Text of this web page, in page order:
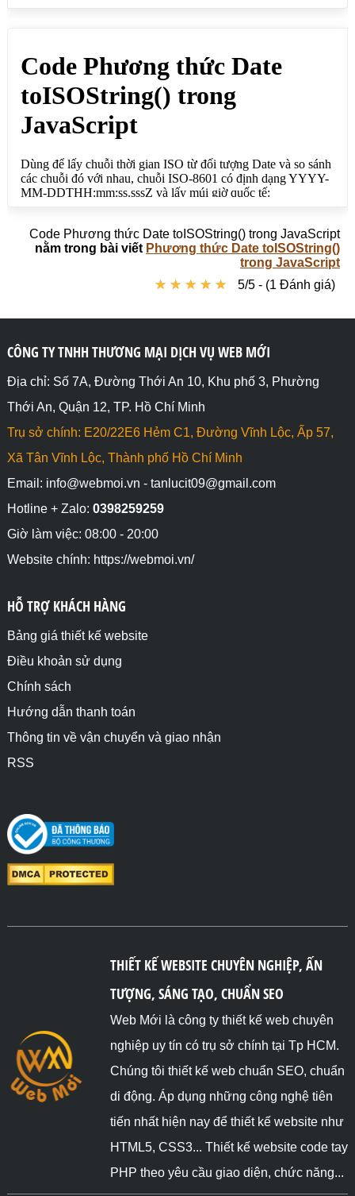
03T02:25:30.000Z
// So sánh 2 chuỗi ISO
document.write("<b>// So sánh 2 chuỗi ISO</b>
<br>");
if(thoigianhai>thoigianmot){
document.write("Ngày 3/9/2025 đứng sau ngày
}
</script>
</body>
Code Phương thức Date toISOString() trong JavaScript
nằm trong bài viết Phương thức Date toISOString()
trong JavaScript
★ ★ ★ ★ ★
★ ★ ★ ★ ★ 5/5 - (1 Đánh giá)
CÔNG TY TNHH THƯƠNG MẠI DỊCH VỤ WEB MỚI
Địa chỉ: Số 7A, Đường Thới An 10, Khu phố 3, Phường
Thới An, Quận 12, TP. Hồ Chí Minh
Trụ sở chính: E20/22E6 Hẻm C1, Đường Vĩnh Lộc, Ấp 57,
Xã Tân Vĩnh Lộc, Thành phố Hồ Chí Minh
Email: info@webmoi.vn - tanlucit09@gmail.com
Hotline + Zalo: 0398259259
Giờ làm việc: 08:00 - 20:00
Website chính: https://webmoi.vn/
HỖ TRỢ KHÁCH HÀNG
Bảng giá thiết kế website
Điều khoản sử dụng
Chính sách
Hướng dẫn thanh toán
Thông tin về vận chuyển và giao nhận
RSS
THIẾT KẾ WEBSITE CHUYÊN NGHIỆP, ẤN
TƯỢNG, SÁNG TẠO, CHUẨN SEO
Web Mới là công ty thiết kế web chuyên
nghiệp uy tín có trụ sở chính tại Tp HCM.
Chúng tôi thiết kế web chuẩn SEO, chuẩn
di động. Áp dụng những công nghệ tiên
tiến nhất hiện nay để thiết kế website như
HTML5, CSS3... Thiết kế website code tay
PHP theo yêu cầu giao diện, chức năng...